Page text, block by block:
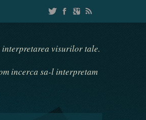
interpretarea visurilor tale.
incerca sa-l interpretam